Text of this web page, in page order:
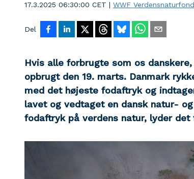
17.3.2025 06:30:00 CET | WWF
Del
Hvis alle forbrugte som os
opbrugt den 19. marts. Danmark
med det højeste fodaftryk og
lavet og vedtaget en dansk natur-
fodaftryk på verdens natur, lyder det